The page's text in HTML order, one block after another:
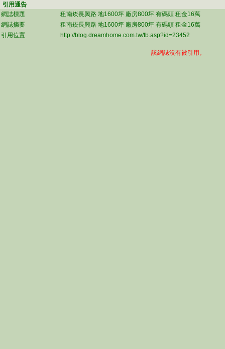
引用通告
網誌標題
租南崁長興路 地1600坪 廠房800坪 有碼頭 租金16萬
網誌摘要
租南崁長興路 地1600坪 廠房800坪 有碼頭 租金16萬
引用位置
http://blog.dreamhome.com.tw/tb.asp?id=23452
該網誌沒有被引用。